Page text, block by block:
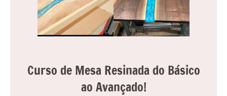
Curso de Mesa Resinada do Básico
ao Avançado!